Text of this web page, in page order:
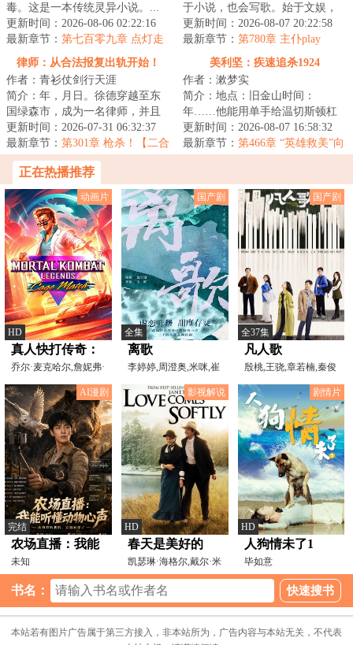
毒。这是一本传统灵异小说。...
更新时间：2026-08-06 02:22:16
最新章节： 第七百零九章 点灯走
江！
于小说，也会写歌。始于文娱，
不止文娱。始于内地，放眼全
球！既然重回人间...
更新时间：2026-08-07 20:22:58
最新章节： 第780章 主仆play
律师：从合法报复出轨开始！
作者：青衫仗剑行天涯
简介：年，月日。徐德穿越至东
国绿森市，成为一名律师，并且
获得只要能让客户满意，便能抽
取奖励的金手指...
更新时间：2026-07-31 06:32:37
最新章节： 第301章 枪杀！【二合
一八千字大章！】
美利坚：疾速追杀1924
作者：漱梦实
简介：地点：旧金山时间：
年……他能用单手给温切斯顿杠
杆步枪上弹。他精通美利坚居
合。他的莫桑比克射击...
更新时间：2026-08-07 16:58:32
最新章节： 第466章 “英雄救美”向
正在热播推荐
动画片
HD
真人快打传奇：
牢笼对决
乔尔·麦克哈尔,詹妮弗·
格雷,胡凯莉,马修
国产剧
全集
离歌
李婷婷,周澄奥,米咪,崔
雨鑫,邵兵,倪景阳,冯
国产剧
全37集
凡人歌
殷桃,王骁,章若楠,秦俊
杰,张哲华,陈昊宇
AI漫剧
完结
农场直播：我能
听懂动物心声
未知
影视解说
HD
春天是美好的
【影视解说】
凯瑟琳·海格尔,戴尔·米
德基夫,丝凯·麦柯
剧情片
HD
人狗情未了1
毕如意
书名：
本站若有图片广告属于第三方接入，非本站所为，广告内容与本站无关，不代表